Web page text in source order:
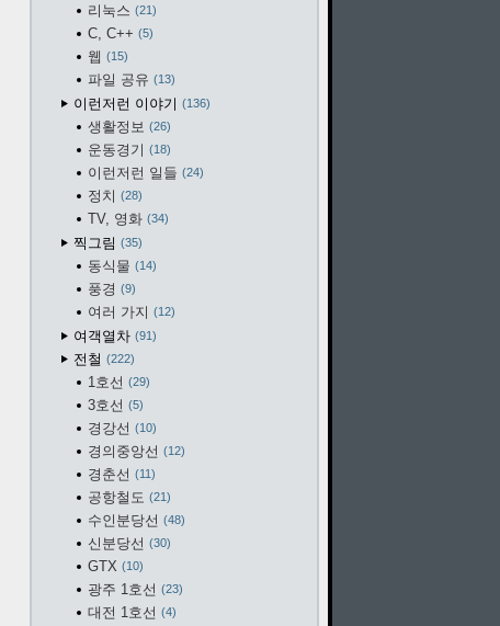
리눅스 21
C, C++ 5
웹 15
파일 공유 13
이런저런 이야기 136
생활정보 26
운동경기 18
이런저런 일들 24
정치 28
TV, 영화 34
찍그림 35
동식물 14
풍경 9
여러 가지 12
여객열차 91
전철 222
1호선 29
3호선 5
경강선 10
경의중앙선 12
경춘선 11
공항철도 21
수인분당선 48
신분당선 30
GTX 10
광주 1호선 23
대전 1호선 4